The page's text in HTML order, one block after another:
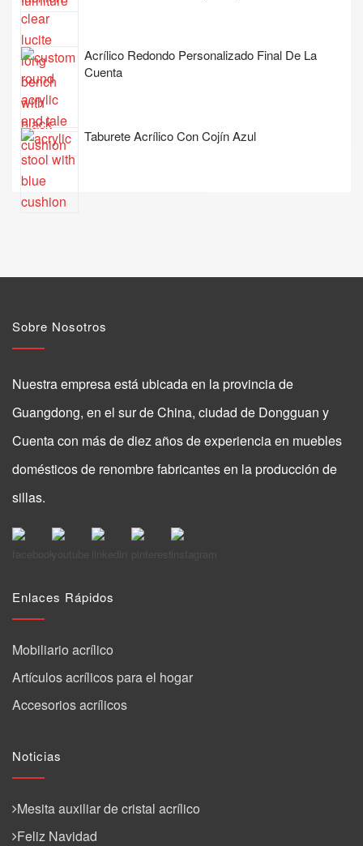
Acrílico Redondo Personalizado Final De La
Cuenta
Taburete Acrílico Con Cojín Azul
Sobre Nosotros
Nuestra empresa está ubicada en la provincia de
Guangdong, en el sur de China, ciudad de Dongguan y
Cuenta con más de diez años de experiencia en muebles
domésticos de renombre fabricantes en la producción de
sillas.
Enlaces Rápidos
Mobiliario acrílico
Artículos acrílicos para el hogar
Accesorios acrílicos
Noticias
Mesita auxiliar de cristal acrílico
Feliz Navidad